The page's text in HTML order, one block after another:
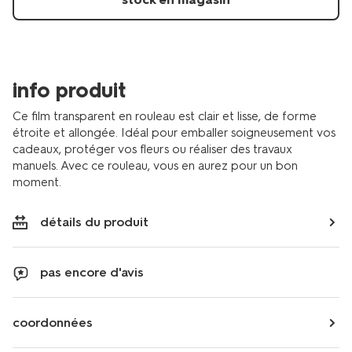
info produit
Ce film transparent en rouleau est clair et lisse, de forme
étroite et allongée. Idéal pour emballer soigneusement vos
cadeaux, protéger vos fleurs ou réaliser des travaux
manuels. Avec ce rouleau, vous en aurez pour un bon
moment.
détails du produit
pas encore d'avis
coordonnées